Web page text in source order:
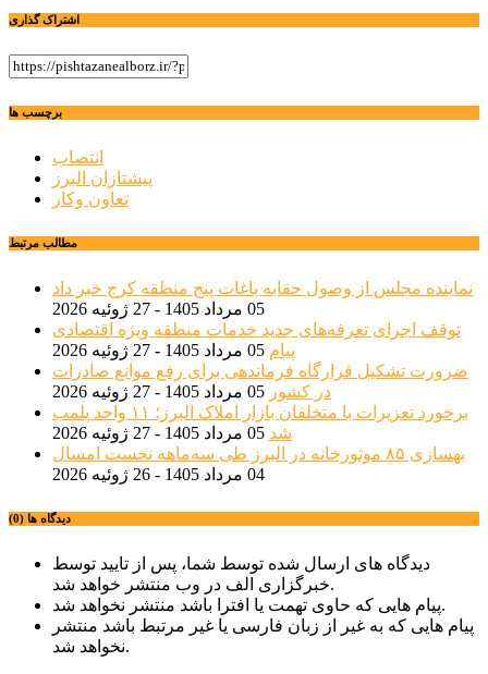
اشتراک گذاری
برچسب ها
انتصاب
پیشتازان البرز
تعاون وکار
مطالب مرتبط
نماینده مجلس از وصول حقابه باغات پنج منطقه کرج خبر داد
05 مرداد 1405 - 27 ژوئیه 2026
توقف اجرای تعرفه‌های جدید خدمات منطقه ویژه اقتصادی
پیام 05 مرداد 1405 - 27 ژوئیه 2026
ضرورت تشکیل قرارگاه فرماندهی برای رفع موانع صادرات
در کشور 05 مرداد 1405 - 27 ژوئیه 2026
برخورد تعزیرات با متخلفان بازار املاک البرز؛ ۱۱ واحد پلمب
شد 05 مرداد 1405 - 27 ژوئیه 2026
بهسازی ۸۵ موتورخانه در البرز طی سه‌ماهه نخست امسال
04 مرداد 1405 - 26 ژوئیه 2026
دیدگاه ها (0)
دیدگاه های ارسال شده توسط شما، پس از تایید توسط
خبرگزاری الف در وب منتشر خواهد شد.
پیام هایی که حاوی تهمت یا افترا باشد منتشر نخواهد شد.
پیام هایی که به غیر از زبان فارسی یا غیر مرتبط باشد منتشر
نخواهد شد.